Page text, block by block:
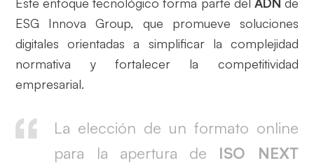
ESG Innova Group, que promueve soluciones
digitales orientadas a simplificar la complejidad
normativa y fortalecer la competitividad
empresarial.
La elección de un formato online
para la apertura de ISO NEXT